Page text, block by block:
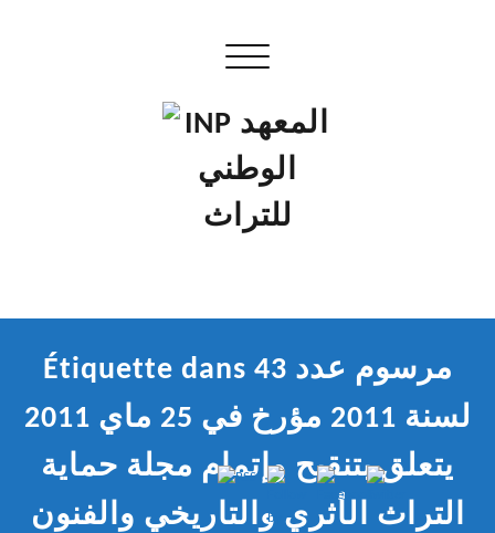
Ouvrir/fermer la navigation
INP المعهد الوطني للتراث
Étiquette dans مرسوم عدد 43
لسنة 2011 مؤرخ في 25 ماي 2011
يتعلق بتنقيح وإتمام مجلة حماية
التراث الأثري والتاريخي والفنون